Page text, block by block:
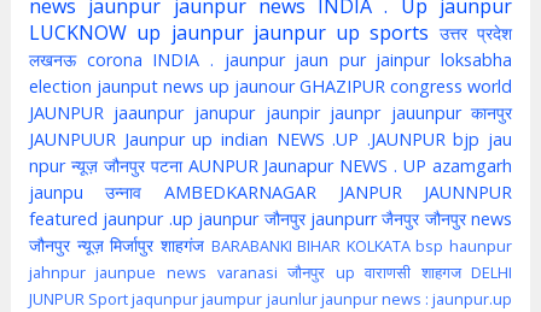
news jaunpur jaunpur news INDIA . Up jaunpur
LUCKNOW up jaunpur jaunpur up sports उत्तर प्रदेश
लखनऊ corona INDIA . jaunpur jaun pur jainpur loksabha
election jaunput news up jaunour GHAZIPUR congress world
JAUNPUR jaaunpur janupur jaunpir jaunpr jauunpur कानपुर
JAUNPUUR Jaunpur up indian NEWS .UP .JAUNPUR bjp jau
npur न्यूज़ जौनपुर पटना AUNPUR Jaunapur NEWS . UP azamgarh
jaunpu
उन्नाव AMBEDKARNAGAR JANPUR
JAUNNPUR
featured jaunpur .up jaunpur जौनपुर jaunpurr जैनपुर जौनपुर news
जौनपुर न्यूज़ मिर्जापुर शाहगंज BARABANKI BIHAR KOLKATA bsp haunpur
jahnpur jaunpue news varanasi जौनपुर up वाराणसी शाहगज DELHI
JUNPUR Sportjaqunpurjaumpur jaunlurjaunpur news : jaunpur.up